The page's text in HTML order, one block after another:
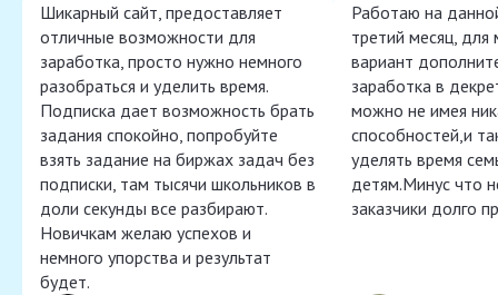
Шикарный сайт, предоставляет
отличные возможности для
заработка, просто нужно немного
разобраться и уделить время.
Подписка дает возможность брать
задания спокойно, попробуйте
взять задание на биржах задач без
подписки, там тысячи школьников в
доли секунды все разбирают.
Новичкам желаю успехов и
немного упорства и результат
будет.
Работаю на
третий месяц, для
вариант
заработка в
можно не имея
способностей,и
уделять время
детям.Минус что
заказчики долго